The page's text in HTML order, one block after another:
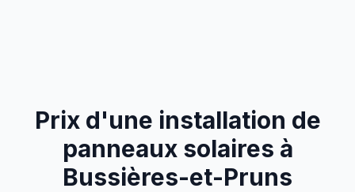
Prix d'une installation de
panneaux solaires à
Bussières-et-Pruns